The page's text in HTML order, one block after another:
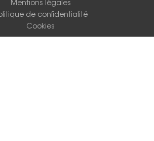
Mentions légales
de confidentialité
Cookies